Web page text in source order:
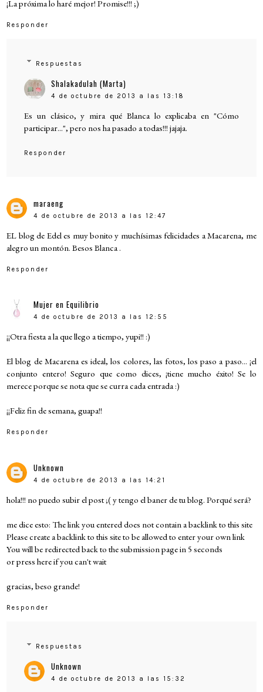
¡La próxima lo haré mejor! Promise!!! ;)
Responder
Respuestas
Shalakadulah (Marta)
4 de octubre de 2013 a las 13:18
Es un clásico, y mira qué Blanca lo explicaba en "Cómo
participar...", pero nos ha pasado a todas!!! jajaja.
Responder
maraeng
4 de octubre de 2013 a las 12:47
EL blog de Edel es muy bonito y muchísimas felicidades a Macarena, me
alegro un montón. Besos Blanca .
Responder
Mujer en Equilibrio
4 de octubre de 2013 a las 12:55
¡¡Otra fiesta a la que llego a tiempo, yupi!! :)
El blog de Macarena es ideal, los colores, las fotos, los paso a paso... ¡el
conjunto entero! Seguro que como dices, ¡tiene mucho éxito! Se lo
merece porque se nota que se curra cada entrada :)
¡¡Feliz fin de semana, guapa!!
Responder
Unknown
4 de octubre de 2013 a las 14:21
hola!!! no puedo subir el post ;( y tengo el baner de tu blog. Porqué será?
me dice esto: The link you entered does not contain a backlink to this site
Please create a backlink to this site to be allowed to enter your own link
You will be redirected back to the submission page in 5 seconds
or press here if you can't wait
gracias, beso grande!
Responder
Respuestas
Unknown
4 de octubre de 2013 a las 15:32